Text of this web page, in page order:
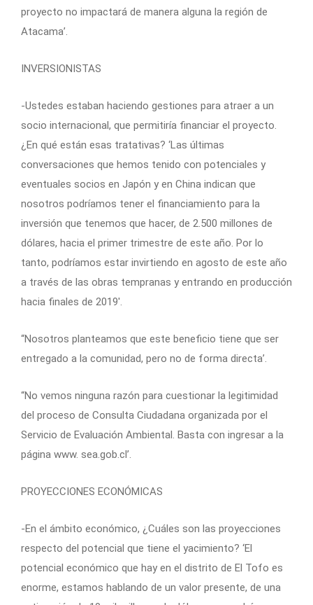
proyecto no impactará de manera alguna la región de
Atacama’.
INVERSIONISTAS
-Ustedes estaban haciendo gestiones para atraer a un
socio internacional, que permitiría financiar el proyecto.
¿En qué están esas tratativas? ‘Las últimas
conversaciones que hemos tenido con potenciales y
eventuales socios en Japón y en China indican que
nosotros podríamos tener el financiamiento para la
inversión que tenemos que hacer, de 2.500 millones de
dólares, hacia el primer trimestre de este año. Por lo
tanto, podríamos estar invirtiendo en agosto de este año
a través de las obras tempranas y entrando en producción
hacia finales de 2019′.
“Nosotros planteamos que este beneficio tiene que ser
entregado a la comunidad, pero no de forma directa’.
“No vemos ninguna razón para cuestionar la legitimidad
del proceso de Consulta Ciudadana organizada por el
Servicio de Evaluación Ambiental. Basta con ingresar a la
página www. sea.gob.cl’.
PROYECCIONES ECONÓMICAS
-En el ámbito económico, ¿Cuáles son las proyecciones
respecto del potencial que tiene el yacimiento? ‘El
potencial económico que hay en el distrito de El Tofo es
enorme, estamos hablando de un valor presente, de una